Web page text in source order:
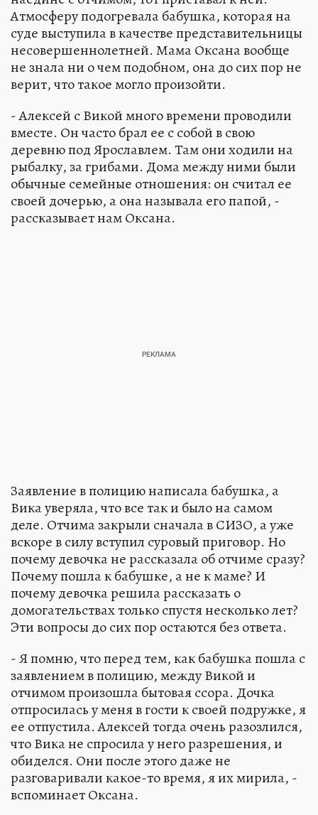
Атмосферу подогревала бабушка, которая на
суде выступила в качестве представительницы
несовершеннолетней. Мама Оксана вообще
не знала ни о чем подобном, она до сих пор не
верит, что такое могло произойти.
- Алексей с Викой много времени проводили
вместе. Он часто брал ее с собой в свою
деревню под Ярославлем. Там они ходили на
рыбалку, за грибами. Дома между ними были
обычные семейные отношения: он считал ее
своей дочерью, а она называла его папой, -
рассказывает нам Оксана.
Заявление в полицию написала бабушка, а
Вика уверяла, что все так и было на самом
деле. Отчима закрыли сначала в СИЗО, а уже
вскоре в силу вступил суровый приговор. Но
почему девочка не рассказала об отчиме сразу?
Почему пошла к бабушке, а не к маме? И
почему девочка решила рассказать о
домогательствах только спустя несколько лет?
Эти вопросы до сих пор остаются без ответа.
- Я помню, что перед тем, как бабушка пошла с
заявлением в полицию, между Викой и
отчимом произошла бытовая ссора. Дочка
отпросилась у меня в гости к своей подружке, я
ее отпустила. Алексей тогда очень разозлился,
что Вика не спросила у него разрешения, и
обиделся. Они после этого даже не
разговаривали какое-то время, я их мирила, -
вспоминает Оксана.